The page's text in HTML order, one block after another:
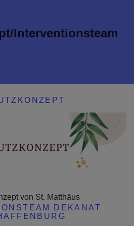
Interventionsteam
von St. Matthäus
DEKANAT